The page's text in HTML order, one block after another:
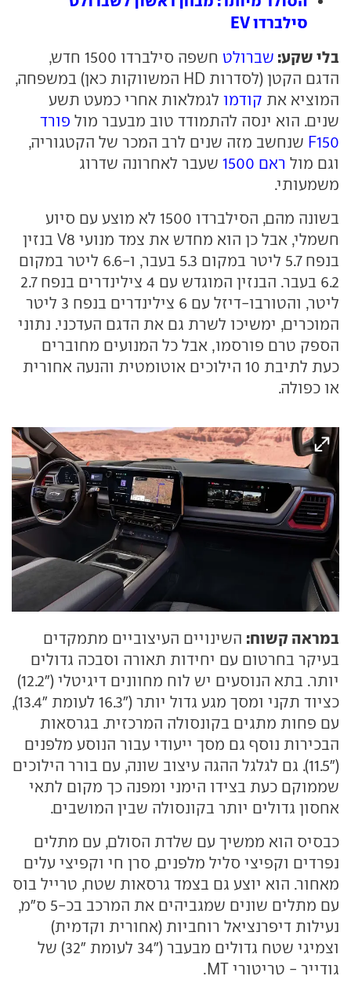
סילברדו EV
בלי שקע: שברולט
חשפה סילברדו 1500 חדש,
הדגם הקטן (לסדרות HD המשווקות כאן) במשפחה,
המוציא את קודמו לגמלאות אחרי כמעט תשע
שנים. הוא ינסה להתמודד טוב מבעבר מול פורד
F150 שנחשב מזה שנים לרב המכר של הקטגוריה,
וגם מול ראם 1500
שעבר לאחרונה שדרוג
משמעותי.
בשונה מהם, הסילברדו 1500 לא מוצע עם סיוע
חשמלי, אבל כן הוא מחדש את צמד מנועי V8 בנזין
בנפח 5.7 ליטר במקום 5.3 בעבר, ו-6.6 ליטר במקום
6.2 בעבר. הבנזין המוגדש עם 4 צילינדרים בנפח 2.7
ליטר, והטורבו-דיזל עם 6 צילינדרים בנפח 3 ליטר
המוכרים, ימשיכו לשרת גם את הדגם העדכני. נתוני
הספק טרם פורסמו, אבל כל המנועים מחוברים
כעת לתיבת 10 הילוכים אוטומטית והנעה אחורית
או כפולה.
במראה קשוח: השינויים העיצוביים מתמקדים
בעיקר בחרטום עם יחידות תאורה וסבכה גדולים
יותר. בתא הנוסעים יש לוח מחוונים דיגיטלי ("12.2)
כציוד תקני ומסך מגע גדול יותר ("16.3 לעומת "13.4),
עם פחות מתגים בקונסולה המרכזית. בגרסאות
הבכירות נוסף גם מסך ייעודי עבור הנוסע מלפנים
("11.5). גם לגלגל ההגה עיצוב שונה, עם בורר הילוכים
שממוקם כעת בצידו הימני ומפנה כך מקום לתאי
אחסון גדולים יותר בקונסולה שבין המושבים.
כבסיס הוא ממשיך עם שלדת הסולם, עם מתלים
נפרדים וקפיצי סליל מלפנים, סרן חי וקפיצי עלים
מאחור. הוא יוצע גם בצמד גרסאות שטח, טרייל בוס
עם מתלים שונים שמגביהים את המרכב בכ-5 ס"מ,
נעילות דיפרנציאל רוחביות (אחורית וקדמית)
וצמיגי שטח גדולים מבעבר ("34 לעומת "32) של
גודייר - טריטורי MT.